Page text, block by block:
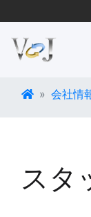
会社情
スタ